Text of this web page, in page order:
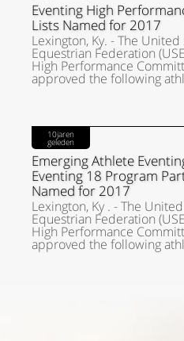
Eventing High
Lists Named for 2017
Lexington, Ky. - The United
Equestrian Federation
High Performance
approved the following
10jaren
geleden
Emerging Athlete
Eventing 18 Program
Named for 2017
Lexington, Ky . - The
Equestrian Federation
High Performance
approved the following